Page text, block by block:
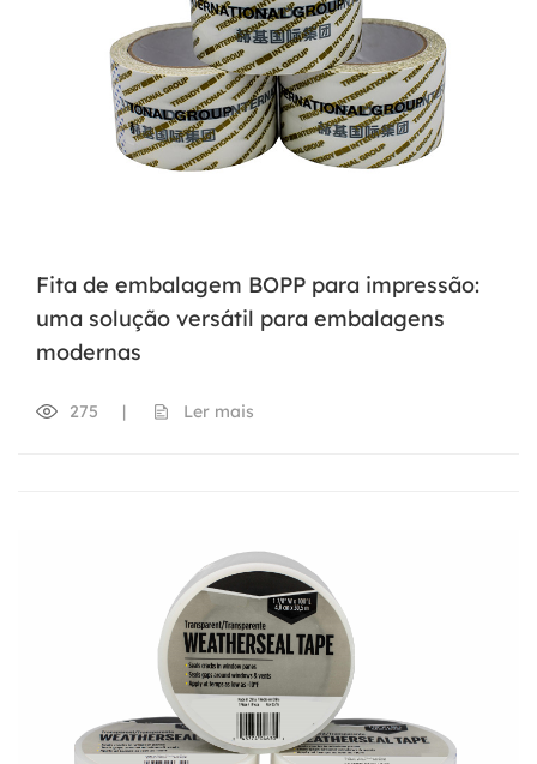
Fita de embalagem BOPP para impressão:
uma solução versátil para embalagens
modernas
275 | Ler mais